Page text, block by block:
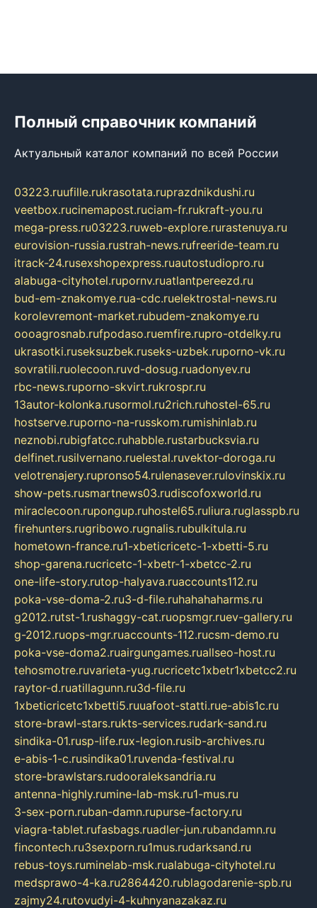
Полный справочник компаний
Актуальный каталог компаний по всей России
03223.ruufille.rukrasotata.ruprazdnikdushi.ru
veetbox.rucinemapost.ruciam-fr.rukraft-you.ru
mega-press.ru03223.ruweb-explore.rurastenuya.ru
eurovision-russia.rustrah-news.rufreeride-team.ru
itrack-24.rusexshopexpress.ruautostudiopro.ru
alabuga-cityhotel.rupornv.ruatlantpereezd.ru
bud-em-znakomye.rua-cdc.ruelektrostal-news.ru
korolevremont-market.rubudem-znakomye.ru
oooagrosnab.rufpodaso.ruemfire.rupro-otdelky.ru
ukrasotki.ruseksuzbek.ruseks-uzbek.ruporno-vk.ru
sovratili.ruolecoon.ruvd-dosug.ruadonyev.ru
rbc-news.ruporno-skvirt.rukrospr.ru
13autor-kolonka.rusormol.ru2rich.ruhostel-65.ru
hostserve.ruporno-na-russkom.rumishinlab.ru
neznobi.rubigfatcc.ruhabble.rustarbucksvia.ru
delfinet.rusilvernano.ruelestal.ruvektor-doroga.ru
velotrenajery.rupronso54.rulenasever.rulovinskix.ru
show-pets.rusmartnews03.rudiscofoxworld.ru
miraclecoon.rupongup.ruhostel65.ruliura.ruglasspb.ru
firehunters.rugribowo.rugnalis.rubulkitula.ru
hometown-france.ru1-xbeticricetc-1-xbetti-5.ru
shop-garena.rucricetc-1-xbetr-1-xbetcc-2.ru
one-life-story.rutop-halyava.ruaccounts112.ru
poka-vse-doma-2.ru3-d-file.ruhahahaharms.ru
g2012.rutst-1.rushaggy-cat.ruopsmgr.ruev-gallery.ru
g-2012.ruops-mgr.ruaccounts-112.rucsm-demo.ru
poka-vse-doma2.ruairgungames.ruallseo-host.ru
tehosmotre.ruvarieta-yug.rucricetc1xbetr1xbetcc2.ru
raytor-d.ruatillagunn.ru3d-file.ru
1xbeticricetc1xbetti5.ruuafoot-statti.rue-abis1c.ru
store-brawl-stars.rukts-services.rudark-sand.ru
sindika-01.rusp-life.rux-legion.rusib-archives.ru
e-abis-1-c.rusindika01.ruvenda-festival.ru
store-brawlstars.rudooraleksandria.ru
antenna-highly.rumine-lab-msk.ru1-mus.ru
3-sex-porn.ruban-damn.rupurse-factory.ru
viagra-tablet.rufasbags.ruadler-jun.rubandamn.ru
fincontech.ru3sexporn.ru1mus.rudarksand.ru
rebus-toys.ruminelab-msk.rualabuga-cityhotel.ru
medsprawo-4-ka.ru2864420.rublagodarenie-spb.ru
zajmy24.rutovudyi-4-kuhnyanazakaz.ru